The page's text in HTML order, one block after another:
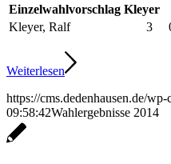
Einzelwahlvorschlag Kleyer
Kleyer, Ralf
3
Weiterlesen
https://cms.dedenhausen.de/
09:58:42Wahlergebnisse 2014